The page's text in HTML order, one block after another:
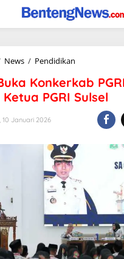
News / Pendidikan
Konkerkab
PGRI
Sidrap,
Dihadiri
Sulsel
Konkerkab
PGRI Sulsel
10 Januari 2026